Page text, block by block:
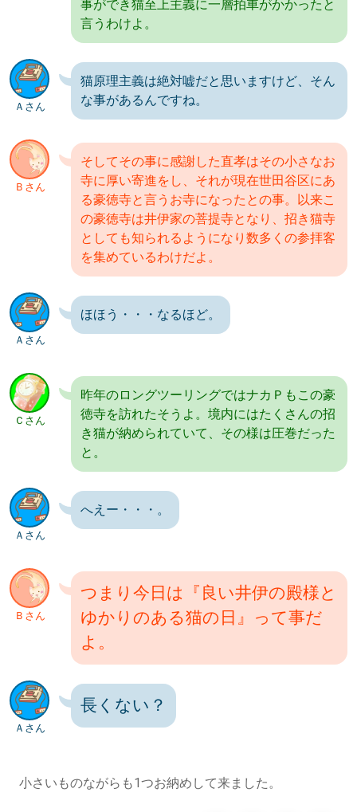
事ができ猫至上主義に一層拍車がかかったと
言うわけよ。
Ａさん
猫原理主義は絶対嘘だと思いますけど、そん
な事があるんですね。
Ｂさん
そしてその事に感謝した直孝はその小さなお
寺に厚い寄進をし、それが現在世田谷区にあ
る豪徳寺と言うお寺になったとの事。以来こ
の豪徳寺は井伊家の菩提寺となり、招き猫寺
としても知られるようになり数多くの参拝客
を集めているわけだよ。
Ａさん
ほほう・・・なるほど。
Ｃさん
昨年のロングツーリングではナカＰもこの豪
徳寺を訪れたそうよ。境内にはたくさんの招
き猫が納められていて、その様は圧巻だった
と。
Ａさん
へえー・・・。
Ｂさん
つまり今日は『良い井伊の殿様と
ゆかりのある猫の日』って事だ
よ。
Ａさん
長くない？
小さいものながらも1つお納めして来ました。